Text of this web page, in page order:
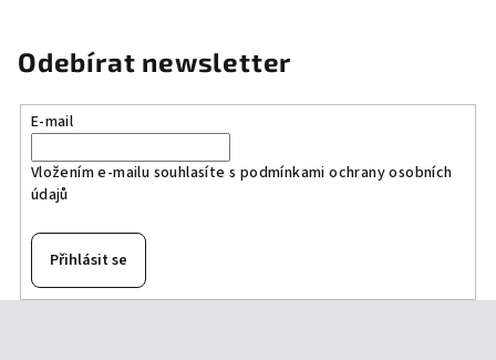
Odebírat newsletter
E-mail
Vložením e-mailu souhlasíte s podmínkami ochrany osobních
údajů
Přihlásit se